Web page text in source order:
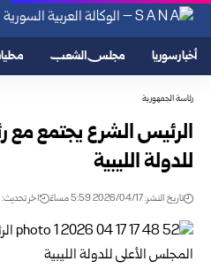
أخبار سوريا مجلس الشعب
رئاسة الجمهورية
الرئيس الشرع يجتمع
للدولة الليبية
تاريخ النشر: 2026/04/17 5:59 مساءً اخر تحديث: 2026/04/21 8:20 مساءً